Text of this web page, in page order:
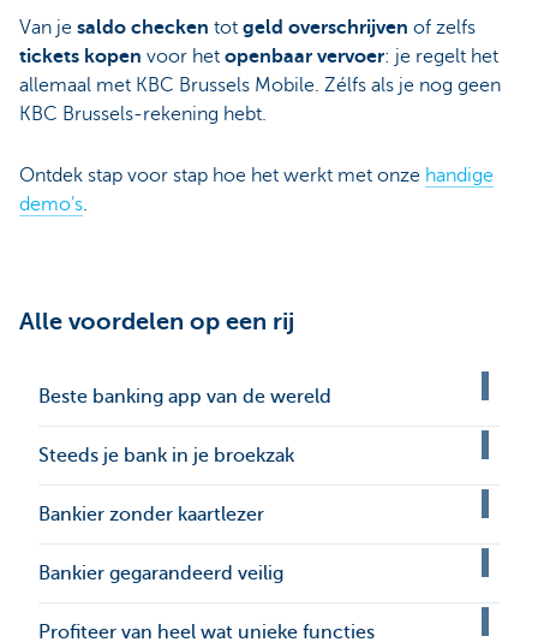
Van je saldo checken tot geld overschrijven of zelfs
tickets kopen voor het openbaar vervoer: je regelt het
allemaal met KBC Brussels Mobile. Zélfs als je nog geen
KBC Brussels-rekening hebt.
Ontdek stap voor stap hoe het werkt met onze handige
demo’s.
Alle voordelen op een rij
Beste banking app van de wereld
Steeds je bank in je broekzak
Bankier zonder kaartlezer
Bankier gegarandeerd veilig
Profiteer van heel wat unieke functies